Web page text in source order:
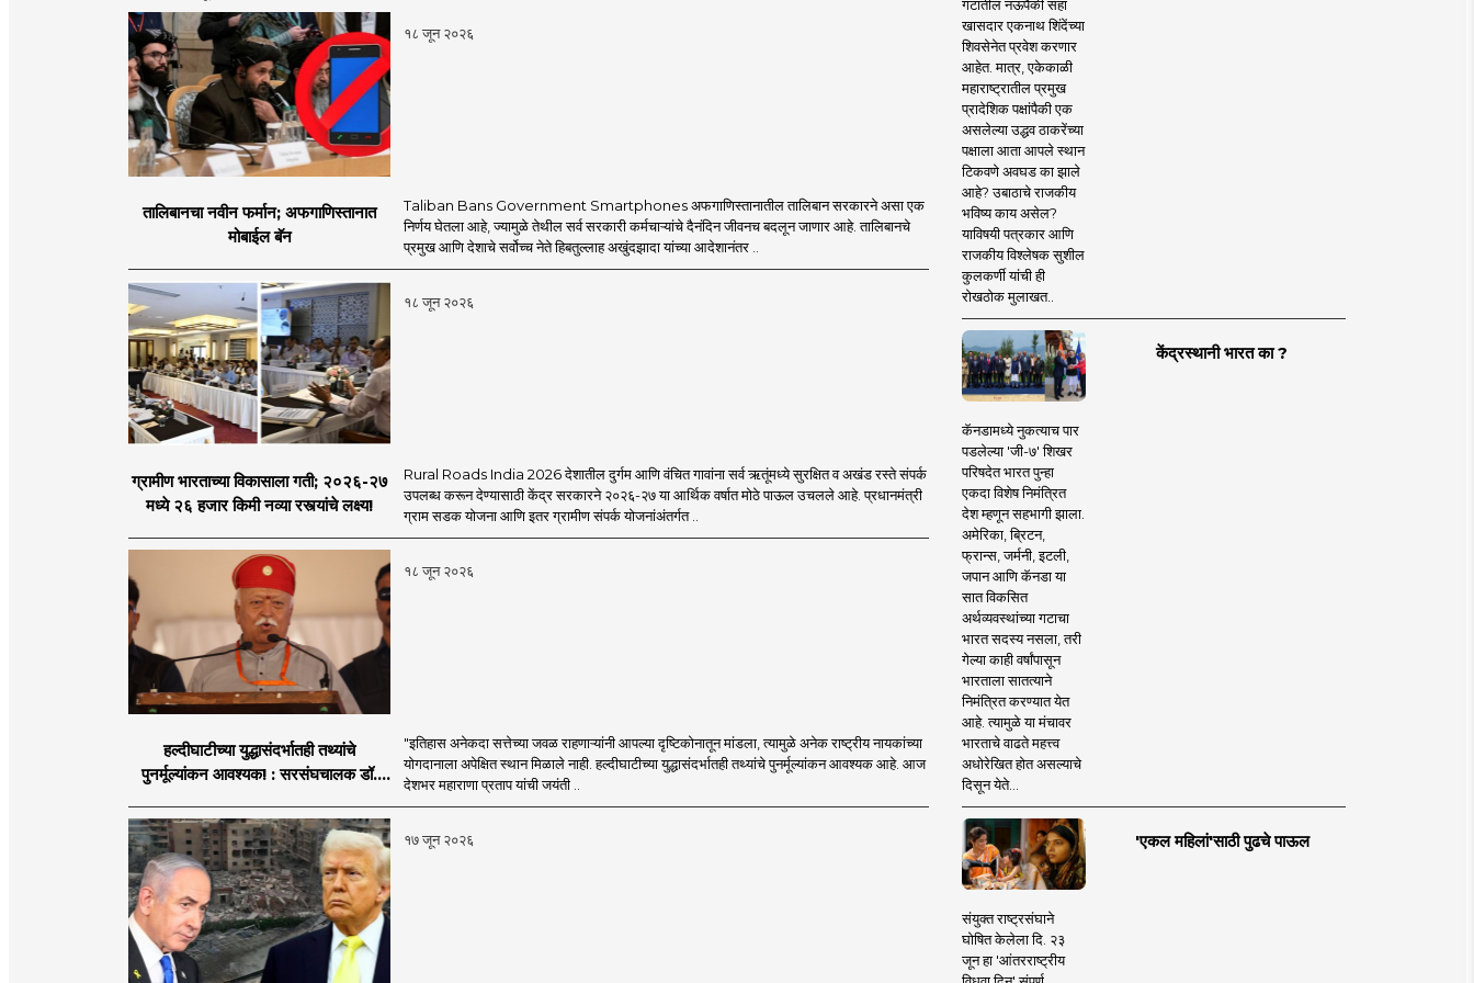
'smart' day by day. And in today's 'smart' era, information is available
in abundance in the Internet-enabled information explosion. However,
there is a need for complementary knowledge to determine a modern
role and approach that is compatible with culture, motionlessness and
tradition.
Channel, MahaMTB Facebook Page, MahaMTB Twitter, MahaMTB
Instagram, MahaMTB Telegram, MahaMTB WhatsApp Group etc.
through social media and advanced avatar content. We are coming
before you. Role in the new era, 'smart' journalism with a view, 'smart'
multimedia for the new era, and journalism for a 'smart' Maharashtra
will be the side of the game.
Now get all the updates in one click!
१८ जून २०२६
तालिबानचा नवीन फर्मान; अफगाणिस्तानात
मोबाईल बॅन
Taliban Bans Government Smartphones अफगाणिस्तानातील तालिबान सरकारने असा एक
निर्णय घेतला आहे, ज्यामुळे तेथील सर्व सरकारी कर्मचाऱ्यांचे दैनंदिन जीवनच बदलून जाणार आहे. तालिबानचे
प्रमुख आणि देशाचे सर्वोच्च नेते हिबतुल्लाह अखुंदझादा यांच्या आदेशानंतर ..
१८ जून २०२६
ग्रामीण भारताच्या विकासाला गती; २०२६-२७
मध्ये २६ हजार किमी नव्या रस्त्यांचे लक्ष्य!
Rural Roads India 2026 देशातील दुर्गम आणि वंचित गावांना सर्व ऋतूंमध्ये सुरक्षित व अखंड रस्ते संपर्क
उपलब्ध करून देण्यासाठी केंद्र सरकारने २०२६-२७ या आर्थिक वर्षात मोठे पाऊल उचलले आहे. प्रधानमंत्री
ग्राम सडक योजना आणि इतर ग्रामीण संपर्क योजनांअंतर्गत ..
१८ जून २०२६
हल्दीघाटीच्या युद्धासंदर्भातही तथ्यांचे
पुनर्मूल्यांकन आवश्यक! : सरसंघचालक डॉ.
"इतिहास अनेकदा सत्तेच्या जवळ राहणाऱ्यांनी आपल्या दृष्टिकोनातून मांडला, त्यामुळे अनेक राष्ट्रीय नायकांच्या
योगदानाला अपेक्षित स्थान मिळाले नाही. हल्दीघाटीच्या युद्धासंदर्भातही तथ्यांचे पुनर्मूल्यांकन आवश्यक आहे. आज
देशभर महाराणा प्रताप यांची जयंती ..
१७ जून २०२६
गटातील नऊपैकी सहा
खासदार एकनाथ शिंदेंच्या
शिवसेनेत प्रवेश करणार
आहेत. मात्र, एकेकाळी
महाराष्ट्रातील प्रमुख
प्रादेशिक पक्षांपैकी एक
असलेल्या उद्धव ठाकरेंच्या
पक्षाला आता आपले स्थान
टिकवणे अवघड का झाले
आहे? उबाठाचे राजकीय
भविष्य काय असेल?
याविषयी पत्रकार आणि
राजकीय विश्लेषक सुशील
कुलकर्णी यांची ही
रोखठोक मुलाखत..
केंद्रस्थानी भारत का ?
कॅनडामध्ये नुकत्याच पार
पडलेल्या 'जी-७' शिखर
परिषदेत भारत पुन्हा
एकदा विशेष निमंत्रित
देश म्हणून सहभागी झाला.
अमेरिका, ब्रिटन,
फ्रान्स, जर्मनी, इटली,
जपान आणि कॅनडा या
सात विकसित
अर्थव्यवस्थांच्या गटाचा
भारत सदस्य नसला, तरी
गेल्या काही वर्षांपासून
भारताला सातत्याने
निमंत्रित करण्यात येत
आहे. त्यामुळे या मंचावर
भारताचे वाढते महत्त्व
अधोरेखित होत असल्याचे
दिसून येते...
'एकल महिलां'साठी पुढचे पाऊल
संयुक्त राष्ट्रसंघाने
घोषित केलेला दि. २३
जून हा 'आंतरराष्ट्रीय